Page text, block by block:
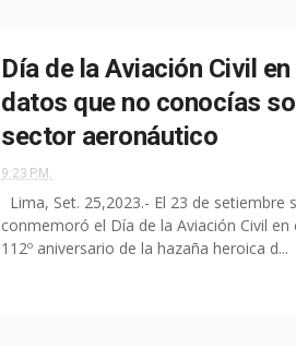
Día de la Aviación Civil
datos que no conocías
sector aeronáutico
9:23 P.M.
Lima, Set. 25,2023.- El 23 de setiembre
conmemoró el Día de la Aviación Civil en
112º aniversario de la ​​hazaña heroica d...